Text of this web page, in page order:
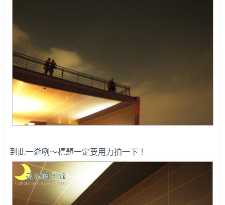
到此一遊咧～標題一定要用力拍一下！